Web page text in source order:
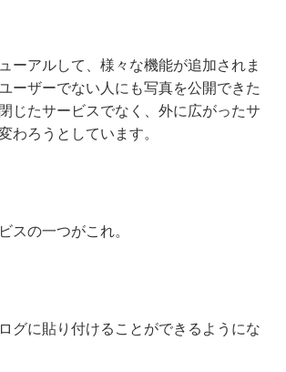
ーアルして、様々な機能が追加されま
ーザーでない人にも写真を公開できた
じたサービスでなく、外に広がったサ
わろうとしています。
スの一つがこれ。
グに貼り付けることができるようにな